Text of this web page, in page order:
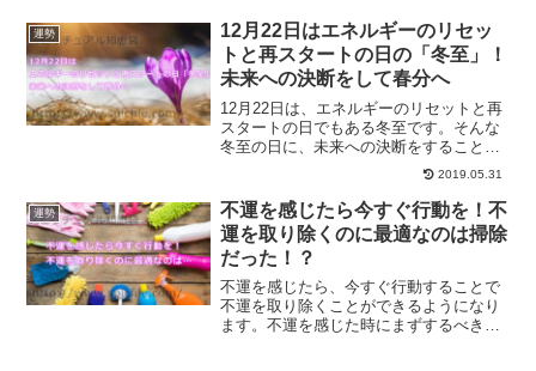
のかについて、解説していきます。
運勢
12月22日はエネルギーのリセッ
トと再スタートの日の「冬至」！
未来への決断をして春分へ
12月22日は、エネルギーのリセットと再
スタートの日でもある冬至です。そんな
冬至の日に、未来への決断をすることで
新しい春分を迎えることができます。冬
至の日に大切になってくることが決断を
することです。冬至の日にするべきこと
についてご紹介します。
2019.05.31
運勢
不運を感じたら今すぐ行動を！不
運を取り除くのに最適なのは掃除
だった！？
不運を感じたら、今すぐ行動することで
不運を取り除くことができるようになり
ます。不運を感じた時にまずするべきこ